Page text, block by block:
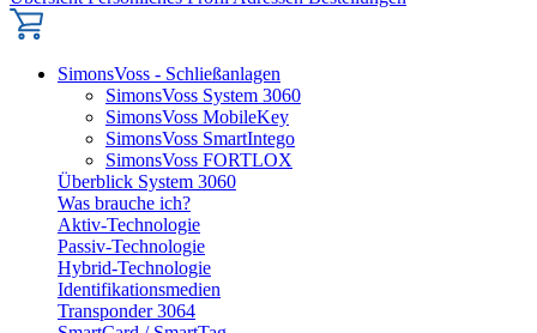
SimonsVoss - Schließanlagen
SimonsVoss System 3060
SimonsVoss MobileKey
SimonsVoss SmartIntego
SimonsVoss FORTLOX
Überblick System 3060
Was brauche ich?
Aktiv-Technologie
Passiv-Technologie
Hybrid-Technologie
Identifikationsmedien
Transponder 3064